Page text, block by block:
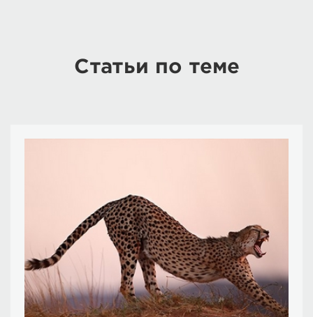
Cтатьи по теме